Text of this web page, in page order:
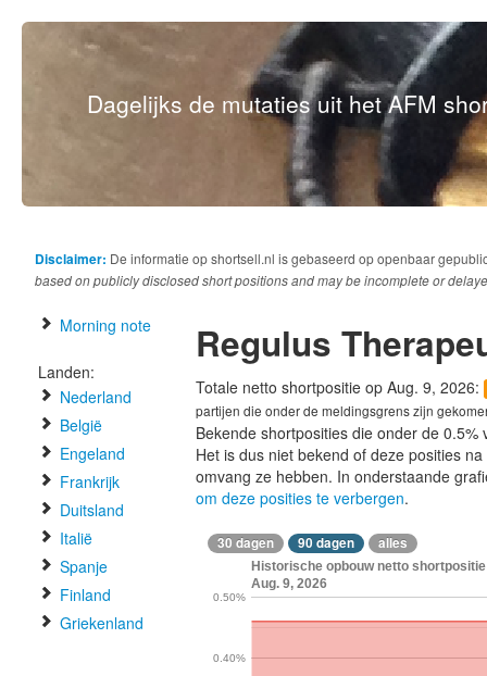
Dagelijks de mutaties uit het AFM
Disclaimer: De informatie op shortsell.nl is gebaseerd op openbaar
based on publicly disclosed short positions and may be incomplete or
Morning note
Landen:
Nederland
België
Engeland
Frankrijk
Duitsland
Italië
Spanje
Finland
Griekenland
Regulus
Totale netto shortpositie op Aug. 9, 2026:
partijen die onder de meldingsgrens zijn
Bekende shortposities die onder de
Het is dus niet bekend of deze posities
omvang ze hebben. In onderstaande
om deze posities te verbergen.
30 dagen 90 dagen alles
Historische opbouw netto
Aug. 9, 2026
0.40%
0.50%